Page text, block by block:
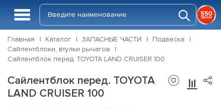
Главная Каталог ЗАПАСНЫЕ ЧАСТИ
Подвеска
Сайлентблоки, втулки рычагов
Сайлентблок перед. TOYOTA LAND CRUISER 100
Сайлентблок перед. TOYOTA
LAND CRUISER 100